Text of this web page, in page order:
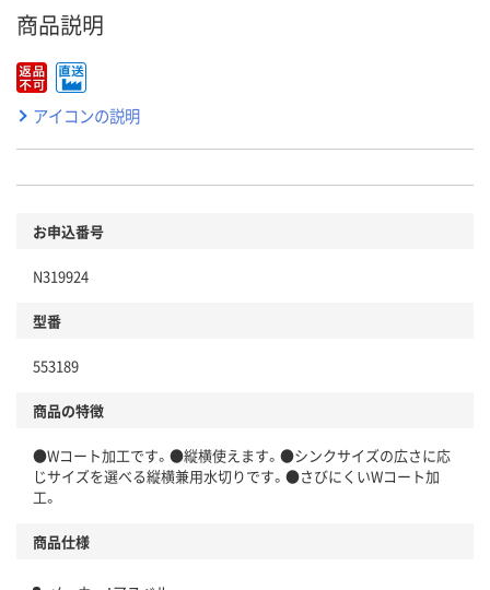
商品説明
アイコンの説明
お申込番号
N319924
型番
553189
商品の特徴
●Wコート加工です。●縦横使えます。●シンクサイズの広さに応
じサイズを選べる縦横兼用水切りです。●さびにくいWコート加
工。
商品仕様